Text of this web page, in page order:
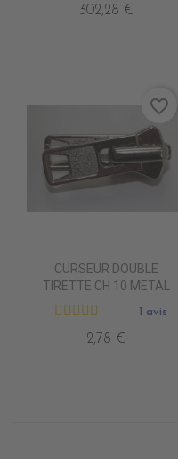
302,28 €
CURSEUR DOUBLE
TIRETTE CH 10 METAL
1 avis
2,78 €
favorite_border